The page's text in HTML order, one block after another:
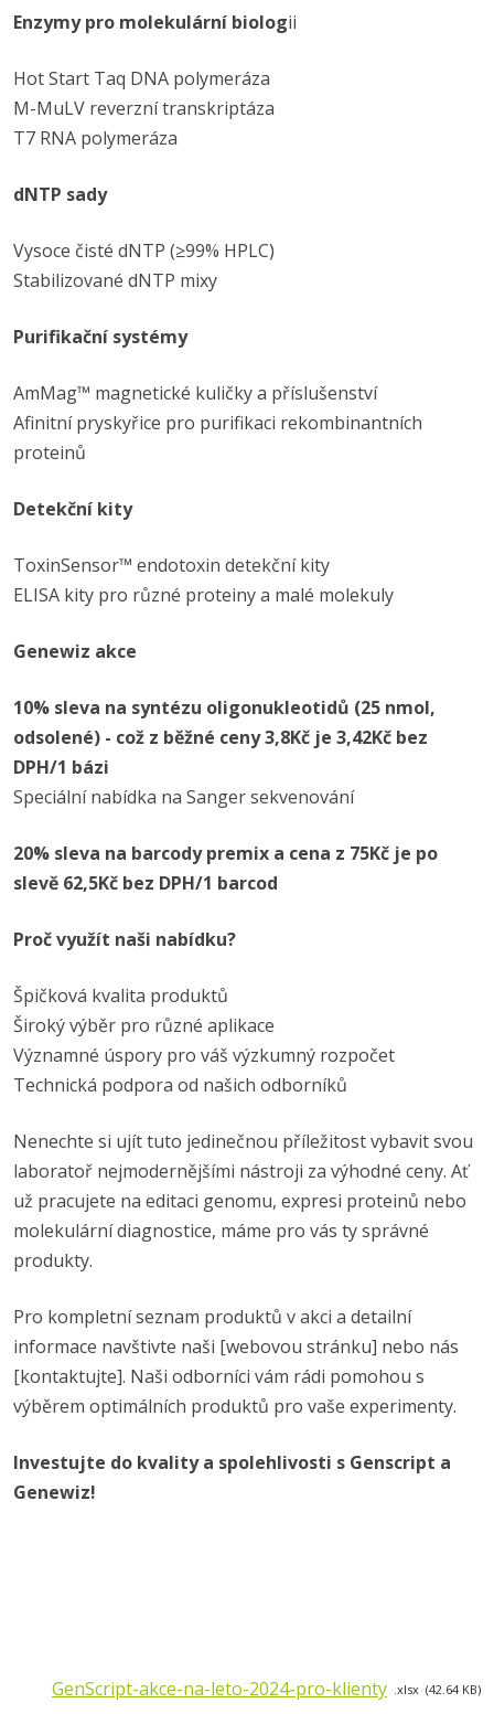
Enzymy pro molekulární biologii
Hot Start Taq DNA polymeráza
M-MuLV reverzní transkriptáza
T7 RNA polymeráza
dNTP sady
Vysoce čisté dNTP (≥99% HPLC)
Stabilizované dNTP mixy
Purifikační systémy
AmMag™ magnetické kuličky a příslušenství
Afinitní pryskyřice pro purifikaci rekombinantních
proteinů
Detekční kity
ToxinSensor™ endotoxin detekční kity
ELISA kity pro různé proteiny a malé molekuly
Genewiz akce
10% sleva na syntézu oligonukleotidů (25 nmol,
odsolené) - což z běžné ceny 3,8Kč je 3,42Kč bez
DPH/1 bázi
Speciální nabídka na Sanger sekvenování
20% sleva na barcody premix a cena z 75Kč je po
slevě 62,5Kč bez DPH/1 barcod
Proč využít naši nabídku?
Špičková kvalita produktů
Široký výběr pro různé aplikace
Významné úspory pro váš výzkumný rozpočet
Technická podpora od našich odborníků
Nenechte si ujít tuto jedinečnou příležitost vybavit svou
laboratoř nejmodernějšími nástroji za výhodné ceny. Ať
už pracujete na editaci genomu, expresi proteinů nebo
molekulární diagnostice, máme pro vás ty správné
produkty.
Pro kompletní seznam produktů v akci a detailní
informace navštivte naši [webovou stránku] nebo nás
[kontaktujte]. Naši odborníci vám rádi pomohou s
výběrem optimálních produktů pro vaše experimenty.
Investujte do kvality a spolehlivosti s Genscript a
Genewiz!
GenScript-akce-na-leto-2024-pro-klienty xlsx 42.64 KB